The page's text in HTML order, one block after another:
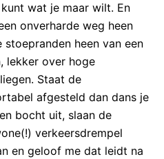
wat je maar wilt. En
onverharde weg heen
heen van een
lekker over hoge
Staat de
afgesteld dan dans je
bocht uit, slaan de
verkeersdrempel
en geloof me dat leidt na